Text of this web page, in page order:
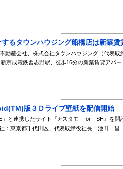
るタウンハウジング船橋店は新築賃
動産会社、株式会社タウンハウジング（代表取
京成電鉄習志野駅、徒歩16分の新築賃貸アパ
版３Ｄライブ壁紙を配信開始
」と連携したサイト『カスタモ for SH』を開
：東京都千代田区、代表取締役社長：池田 昌